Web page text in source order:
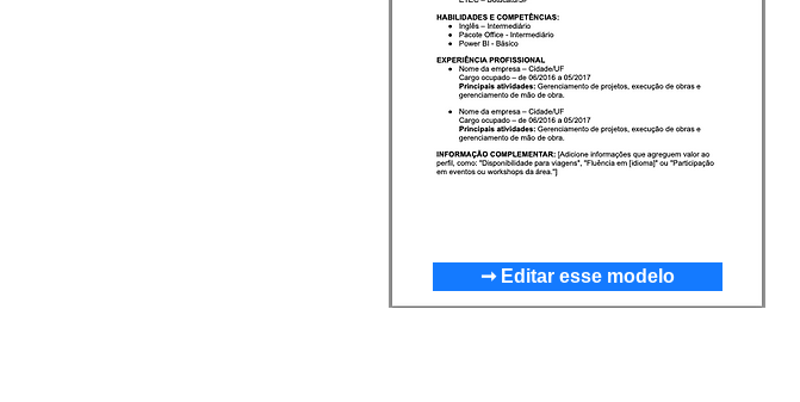
➞ Editar esse modelo